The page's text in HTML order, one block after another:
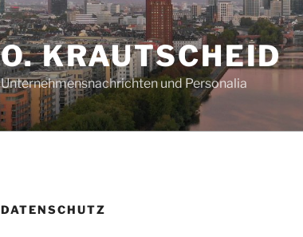
O. KRAUTSCHEID
Unternehmensnachrichten und Personalia
DATENSCHUTZ